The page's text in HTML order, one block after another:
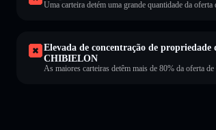
Uma carteira detém uma grande quantidade da
Elevada de concentração de propriedade
CHIBIELON
As maiores carteiras detêm mais de 80% da oferta